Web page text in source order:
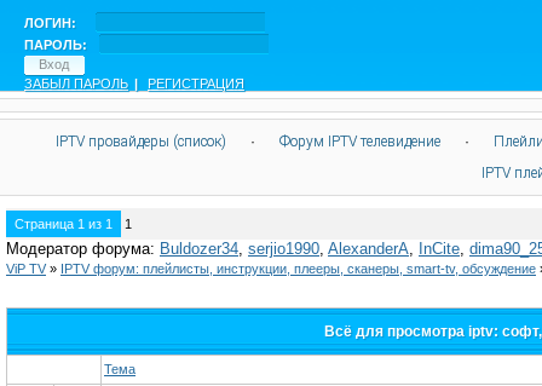
ЛОГИН:
ПАРОЛЬ:
ЗАБЫЛ ПАРОЛЬ | РЕГИСТРАЦИЯ
IPTV провайдеры (список) · Форум IPTV телевидение ·
IPTV
Страница 1 из 1 1
Модератор форума: Buldozer34, serjio1990, AlexanderA, InCite,
ViP TV » IPTV форум: плейлисты, инструкции, плееры, сканеры, smart-tv, обсуждение
Всё для просмотра iptv:
Тема